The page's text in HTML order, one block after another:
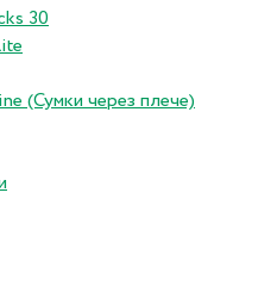
30
(Сумки через плече)